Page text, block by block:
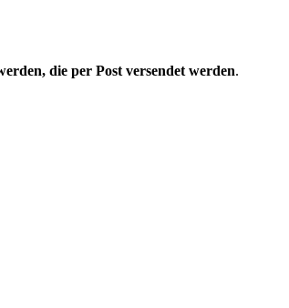
die per Post versendet werden.